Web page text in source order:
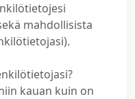
mahdollisista
kauan kuin on